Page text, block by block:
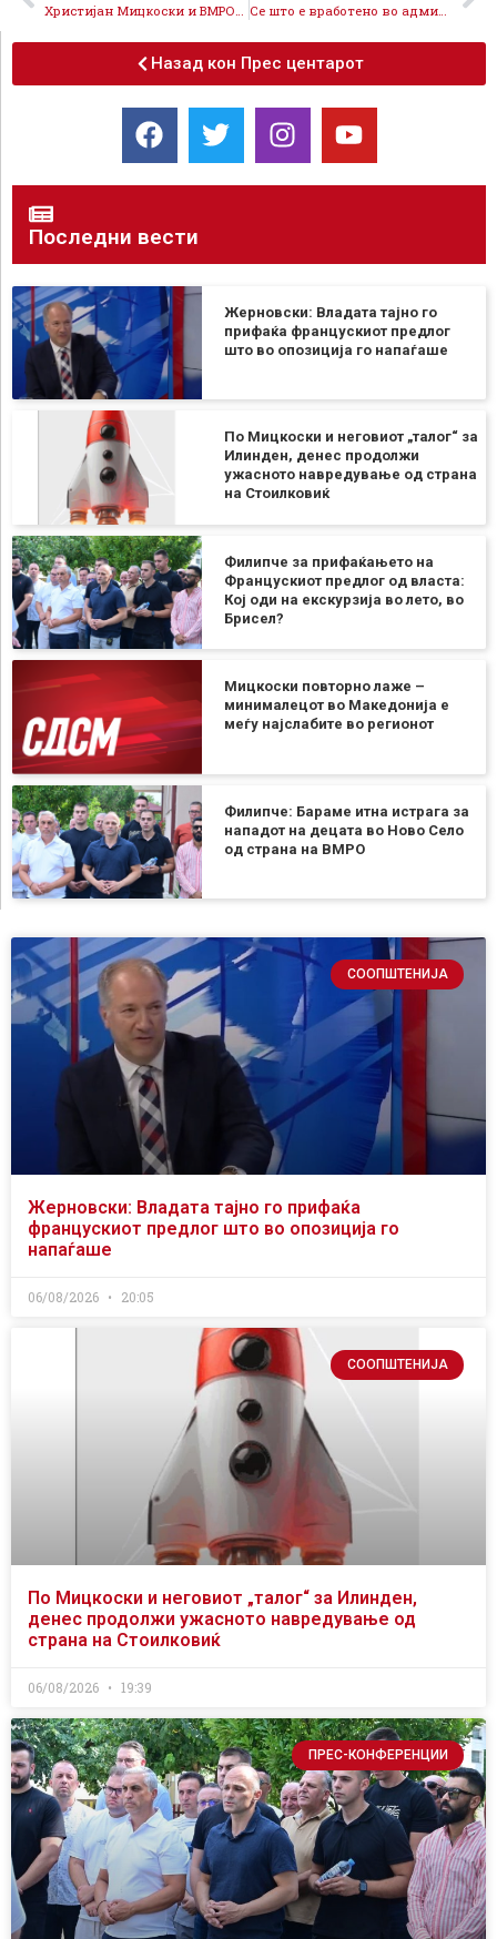
Се што е вработено во администрација да оди од врата на врата, така ВМРО-ДПМНЕ 11 години се однесуваше кон вработените во институциите
Назад кон Прес центарот
Последни вести
Жерновски: Владата тајно го
прифаќа францускиот предлог
што во опозиција го напаѓаше
По Мицкоски и неговиот „талог“ за
Илинден, денес продолжи
ужасното навредување од страна
на Стоилковиќ
Филипче за прифаќањето на
Францускиот предлог од власта:
Кој оди на екскурзија во лето, во
Брисел?
Мицкоски повторно лаже –
минималецот во Македонија е
меѓу најслабите во регионот
Филипче: Бараме итна истрага за
нападот на децата во Ново Село
од страна на ВМРО
СООПШТЕНИЈА
Жерновски: Владата тајно го прифаќа
францускиот предлог што во опозиција го
напаѓаше
06/08/2026 20:05
СООПШТЕНИЈА
По Мицкоски и неговиот „талог“ за Илинден,
денес продолжи ужасното навредување од
страна на Стоилковиќ
06/08/2026 19:39
ПРЕС-КОНФЕРЕНЦИИ